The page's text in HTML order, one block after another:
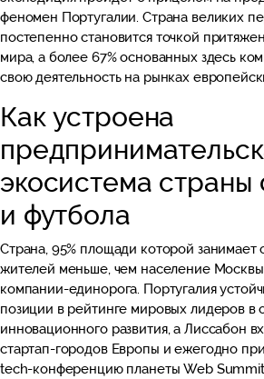
феномен Португалии. Страна великих
постепенно становится точкой
мира, а более 67% основанных здесь
свою деятельность на рынках
Как устроена
экосистема страны
и футбола
Страна, 95% площади которой занимает
жителей меньше, чем население
компании-единорога. Португалия
позиции в рейтинге мировых лидеров в
инновационного развития, а Лиссабон
стартап-городов Европы и ежегодно
tech-конференцию планеты Web Summit.